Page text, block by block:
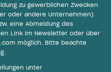
zu gewerblichen Zwecken
oder andere Unternehmen)
eine Abmeldung des
Link im Newsletter oder über
möglich. Bitte beachte
.
unter